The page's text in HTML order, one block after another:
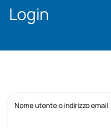
Login
Nome utente o indirizzo email